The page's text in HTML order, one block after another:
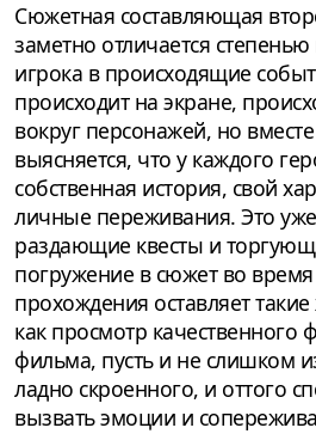
Сюжетная составляющая
заметно отличается
игрока в происходящие
происходит на экране,
вокруг персонажей, но
выясняется, что у каждого
собственная история, свой
личные переживания. Это
раздающие квесты и
погружение в сюжет во
прохождения оставляет
как просмотр качественного
фильма, пусть и не слишком
ладно скроенного, и оттого
вызвать эмоции и